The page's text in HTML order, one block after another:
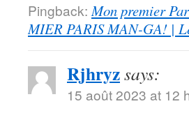
Pingback: Mon premier
MIER PARIS MAN-GA! |
Rjhryzsays:
15 août 2023 at 12